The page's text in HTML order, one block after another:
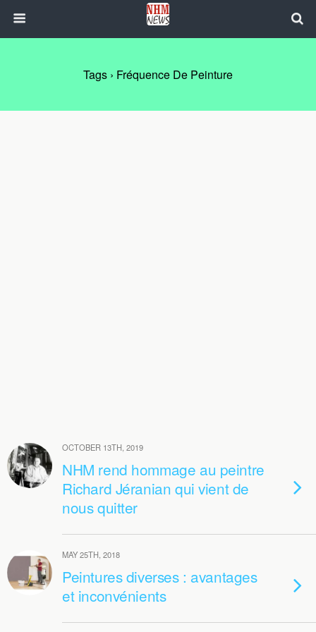
Tags › Fréquence De Peinture
OCTOBER 13TH, 2019
NHM rend hommage au peintre
Richard Jéranian qui vient de
nous quitter
MAY 25TH, 2018
Peintures diverses : avantages
et inconvénients